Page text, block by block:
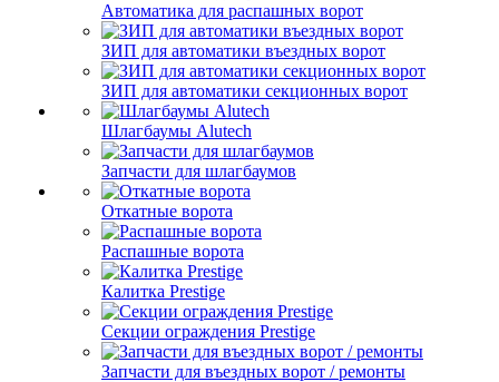
Автоматика для распашных ворот
ЗИП для автоматики въездных ворот
ЗИП для автоматики секционных ворот
Шлагбаумы Alutech
Запчасти для шлагбаумов
Откатные ворота
Распашные ворота
Калитка Prestige
Секции ограждения Prestige
Запчасти для въездных ворот / ремонты